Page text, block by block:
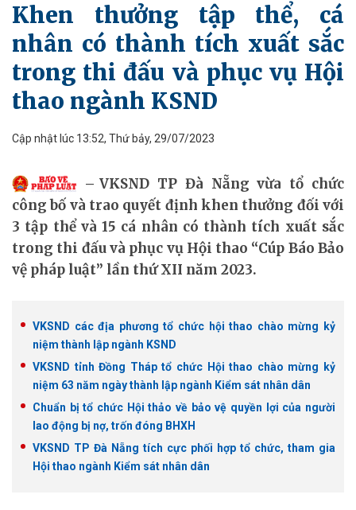
Khen thưởng tập thể, cá
nhân có thành tích xuất sắc
trong thi đấu và phục vụ Hội
thao ngành KSND
Cập nhật lúc 13:52, Thứ bảy, 29/07/2023
VKSND TP Đà Nẵng vừa tổ chức
công bố và trao quyết định khen thưởng đối với
3 tập thể và 15 cá nhân có thành tích xuất sắc
trong thi đấu và phục vụ Hội thao “Cúp Báo Bảo
vệ pháp luật” lần thứ XII năm 2023.
VKSND các địa phương tổ chức hội thao chào mừng kỷ
niệm thành lập ngành KSND
VKSND tỉnh Đồng Tháp tổ chức Hội thao chào mừng kỷ
niệm 63 năm ngày thành lập ngành Kiểm sát nhân dân
Chuẩn bị tổ chức Hội thảo về bảo vệ quyền lợi của người
lao động bị nợ, trốn đóng BHXH
VKSND TP Đà Nẵng tích cực phối hợp tổ chức, tham gia
Hội thao ngành Kiểm sát nhân dân